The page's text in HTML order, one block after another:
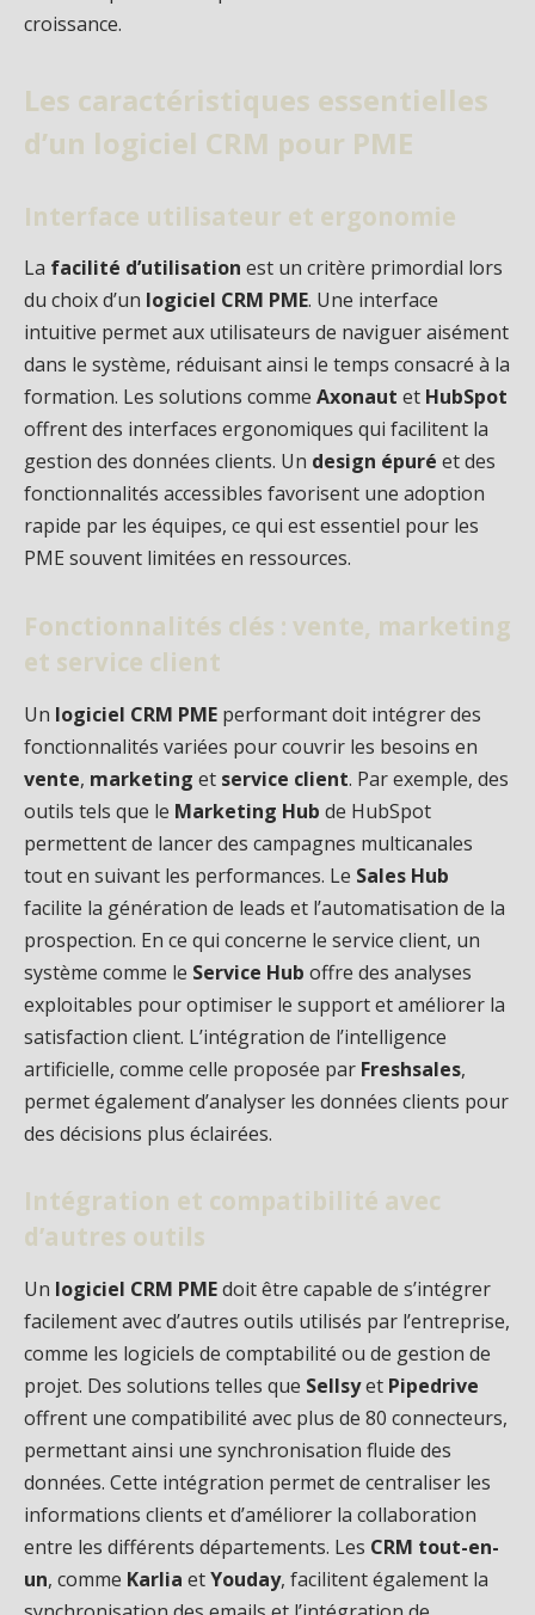
croissance.
Les caractéristiques essentielles
d’un logiciel CRM pour PME
Interface utilisateur et ergonomie
La facilité d’utilisation est un critère primordial lors
du choix d’un logiciel CRM PME. Une interface
intuitive permet aux utilisateurs de naviguer aisément
dans le système, réduisant ainsi le temps consacré à la
formation. Les solutions comme Axonaut et HubSpot
offrent des interfaces ergonomiques qui facilitent la
gestion des données clients. Un design épuré et des
fonctionnalités accessibles favorisent une adoption
rapide par les équipes, ce qui est essentiel pour les
PME souvent limitées en ressources.
Fonctionnalités clés : vente, marketing
et service client
Un logiciel CRM PME performant doit intégrer des
fonctionnalités variées pour couvrir les besoins en
vente, marketing et service client. Par exemple, des
outils tels que le Marketing Hub de HubSpot
permettent de lancer des campagnes multicanales
tout en suivant les performances. Le Sales Hub
facilite la génération de leads et l’automatisation de la
prospection. En ce qui concerne le service client, un
système comme le Service Hub offre des analyses
exploitables pour optimiser le support et améliorer la
satisfaction client. L’intégration de l’intelligence
artificielle, comme celle proposée par Freshsales,
permet également d’analyser les données clients pour
des décisions plus éclairées.
Intégration et compatibilité avec
d’autres outils
Un logiciel CRM PMEdoit être capable de s’intégrer
facilement avec d’autres outils utilisés par l’entreprise,
comme les logiciels de comptabilité ou de gestion de
projet. Des solutions telles que Sellsyet Pipedrive
offrent une compatibilité avec plus de 80 connecteurs,
permettant ainsi une synchronisation fluide des
données. Cette intégration permet de centraliser les
informations clients et d’améliorer la collaboration
entre les différents départements. Les CRM tout-en-
un, comme Karlia etYouday, facilitent également la